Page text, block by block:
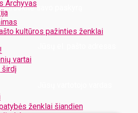
Archyvas
kultūros pažinties ženklai
vartai
ženklai šiandien
savo paskyrą